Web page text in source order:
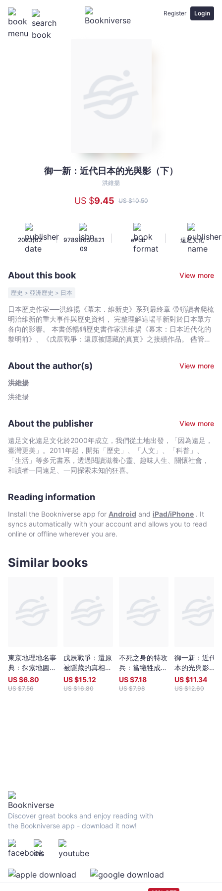
Register Login
與
影
-
洪
維
-
御一新：近代日本的光與影（下）
洪維揚
US $9.45 US $10.50
2023/02 |
97898650821
09
ePub 遠足文化
About this book View more
歷史 > 亞洲歷史 > 日本
日本歷史作家──洪維揚《幕末．維新史》系列最終章 帶領讀者爬梳
明治維新的重大事件與歷史資料， 完整理解這場革新對於日本眾方
各向的影響。 本書係暢銷歷史書作家洪維揚《幕末：日本近代化的
黎明前》、《戊辰戰爭：還原被隱藏的真實》之接續作品。 儘管世
系列以學習歐美為主的變革過程、最初並不叫明治維新，而是稱為
「御一新」。「御一新」較「維新」更貼近這段歷史的實質樣貌，
故本書採以「御一新」為名，意欲帶領讀者回到歷史現場細探實
況。內容兼顧維新過程中的光與影，而非一味歌頌維新中進步的、
真正的以史為鑑。 本書一套二冊、分為三大部，承續前二部曲，細
細解析「御一新」的政革與人事物。 ．上冊 【第一部 東京奠都】
從天皇行幸東京進至遷都東京說起，細說接續下來的版籍奉還、宗
教紛爭、廢藩置縣，兼談陰謀與暗殺事件，終於求知於世界的岩倉
使節團出訪，以及留守政府的狀態。 【第二部 文明開化】 由思想
團體的成立、除舊去陋求新知述說文明開化的革新，並談徵兵、地
部的起點，談論民權運動及外交的試煉。細述大阪會議的始末，並
南戰爭」。部末以名傳四方的維新三傑之死作結。 ★特別收錄《幕
末．維新史》系列年表 完整收錄《幕末》、《戊辰戰爭》、《御一
新》三部曲，幕末、維新重大事件與時間之概要。 本書特色 ★不同
引學術史料的同時，輔以小說及戲劇的角度，以系統化的易讀筆法
帶領讀者全面性了解日本幕末時代躍進明治維新的過程。 ★不拘泥
About the author(s)
View more
洪維揚
洪維揚
About the publisher
View more
遠足文化遠足文化於2000年成立，我們從土地出發，「因為遠足，
臺灣更美」。2011年起，開拓「歷史」、「人文」、「科普」、
「生活」等多元書系，透過閱讀滋養心靈、趣味人生、關懷社會，
和讀者一同遠足、一同探索未知的狂喜。
Reading information
Install the Bookniverse app for Android and iPad/iPhone . It
syncs automatically with your account and allows you to read
online or offline wherever you are.
Similar books
東京地理地名事
典：探索地圖上
不為人知的東京
歷史
US $6.80
US $7.56
戊辰戰爭：還原
被隱藏的真相
（兩冊）
US $15.12
US $16.80
不死之身的特攻
兵：當犧牲成為
義務，一個二戰
日本特攻隊員抗
US $7.18
US $7.98
御一新：近代
本的光與影
（上）
US $11.34
US $12.60
Discover great books and enjoy reading with
the Bookniverse app - download it now!